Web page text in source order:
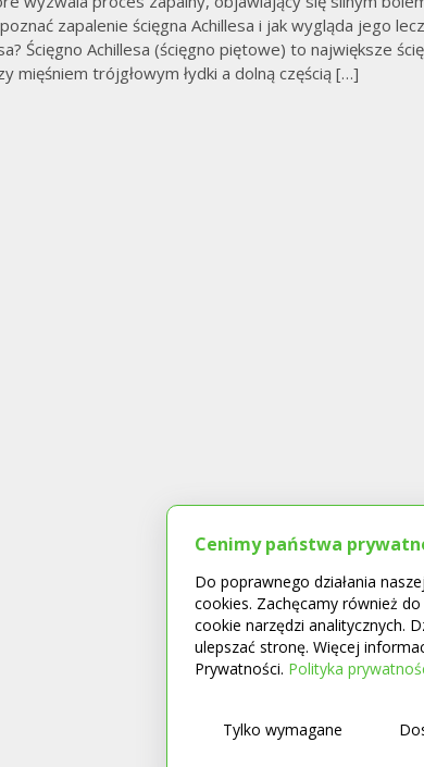
zapalenie ścięgna Achillesa i jak wygląda jego
Ścięgno Achillesa (ścięgno piętowe) to największe
mięśniem trójgłowym łydki a dolną częścią […]
Cenimy państwa
Do poprawnego działania
cookies. Zachęcamy również
cookie narzędzi analitycznych.
ulepszać stronę. Więcej
Prywatności. Polityka
Tylko wymagane